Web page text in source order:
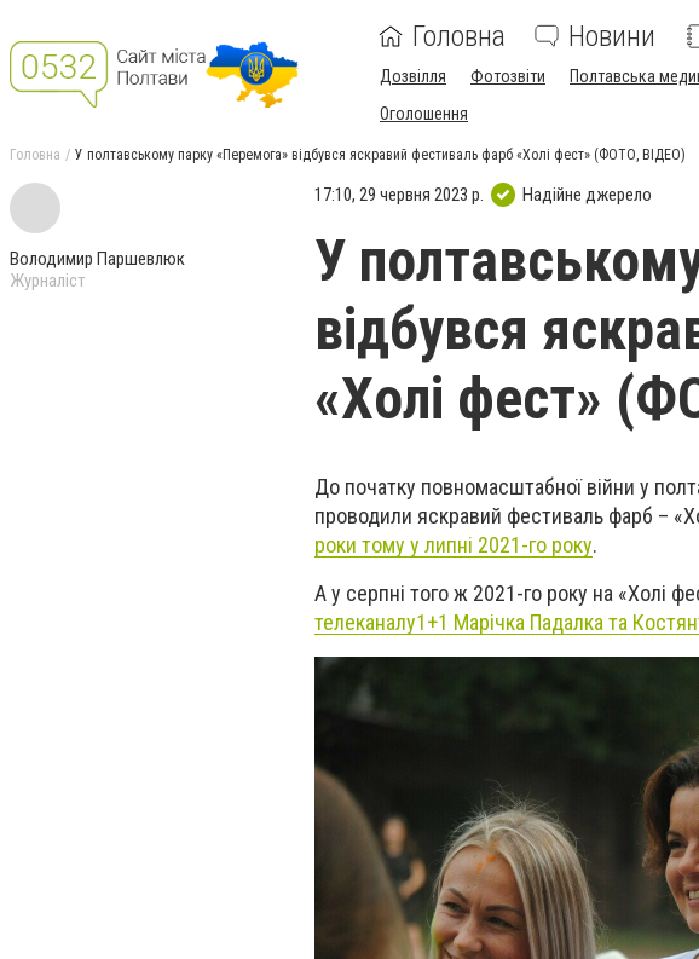
Головна Новини
Дозвілля Фотозвіти Полтавська
Оголошення
Головна У полтавському парку «Перемога» відбувся яскравий фестиваль фарб «Холі фест» (ФОТО, ВІДЕО)
Володимир Паршевлюк
Журналіст
17:10, 29 червня 2023 р. Надійне джерело
У
відбувся
«Холі фест»
До початку повномасштабної війни у
проводили яскравий фестиваль фарб –
роки тому у липні 2021-го року.
А у серпні того ж 2021-го року на «Холі
телеканалу1+1 Марічка Падалка та